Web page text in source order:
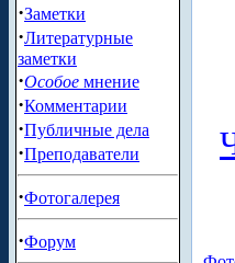
·Заметки
·Литературные
заметки
·Особое мнение
·Комментарии
·Публичные дела
·Преподаватели
·Фотогалерея
·Форум